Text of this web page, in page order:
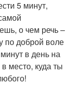
5 минут,
о чем речь –
по доброй воле
в день на
место, куда ты